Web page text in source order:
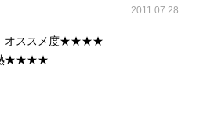
2011.07.28
オススメ度★★★★
熱★★★★